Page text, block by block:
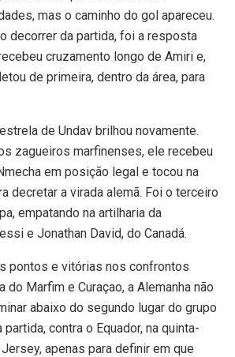
mas o caminho do gol apareceu.
decorrer da partida, foi a resposta
cruzamento longo de Amiri e,
de primeira, dentro da área, para
de Undav brilhou novamente.
zagueiros marfinenses, ele recebeu
em posição legal e tocou na
decretar a virada alemã. Foi o terceiro
empatando na artilharia da
e Jonathan David, do Canadá.
pontos e vitórias nos confrontos
do Marfim e Curaçao, a Alemanha não
abaixo do segundo lugar do grupo
partida, contra o Equador, na quinta-
apenas para definir em que